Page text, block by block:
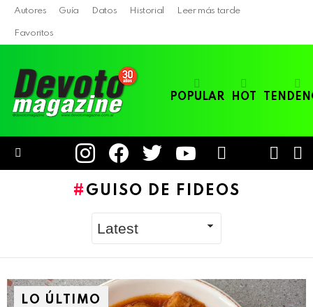
Autores Guía Datos Historial Leer más tarde
Favoritos
POPULAR HOT
instagramfacebooktwitter youtube
SKIN
GUISO DE FIDEOS
LO ÚLTIMO